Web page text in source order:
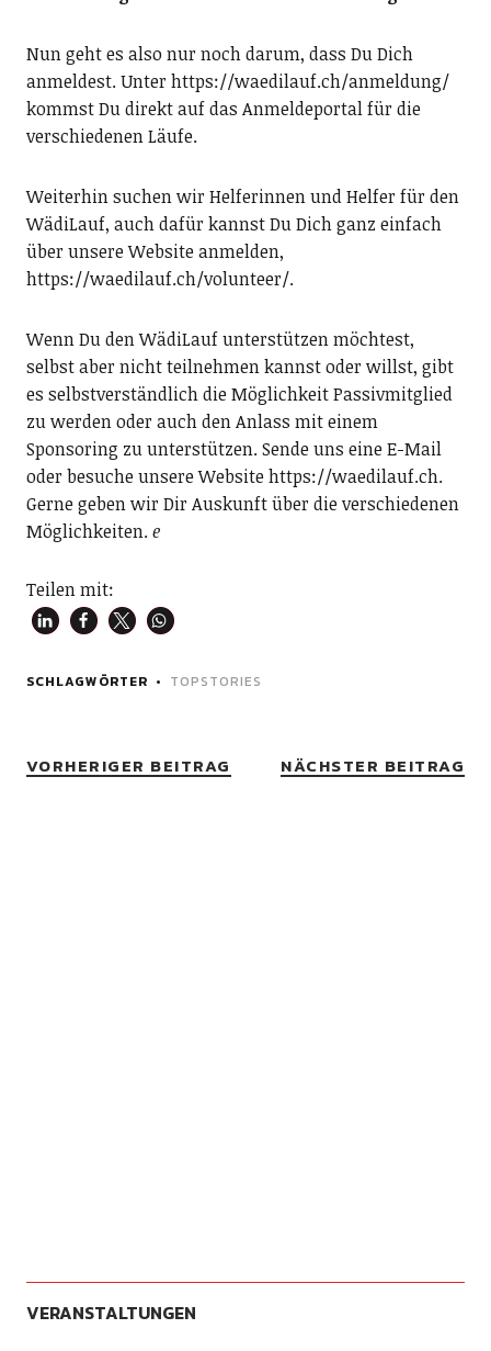
Nun geht es also nur noch darum, dass Du Dich
anmeldest. Unter https://waedilauf.ch/anmeldung/
kommst Du direkt auf das Anmeldeportal für die
verschiedenen Läufe.
Weiterhin suchen wir Helferinnen und Helfer für den
WädiLauf, auch dafür kannst Du Dich ganz einfach
über unsere Website anmelden,
https://waedilauf.ch/volunteer/.
Wenn Du den WädiLauf unterstützen möchtest,
selbst aber nicht teilnehmen kannst oder willst, gibt
es selbstverständlich die Möglichkeit Passivmitglied
zu werden oder auch den Anlass mit einem
Sponsoring zu unterstützen. Sende uns eine E-Mail
oder besuche unsere Website https://waedilauf.ch.
Gerne geben wir Dir Auskunft über die verschiedenen
Möglichkeiten.e
Teilen mit:
SCHLAGWÖRTER TOPSTORIES
VORHERIGER BEITRAG NÄCHSTER BEITRAG
VERANSTALTUNGEN